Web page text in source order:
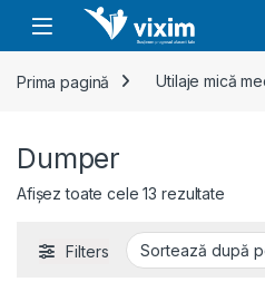
Skip to navigation
Skip to content
Prima pagină Utilaje mică
Dumper
Afișez toate cele 13 rezultate
Filters